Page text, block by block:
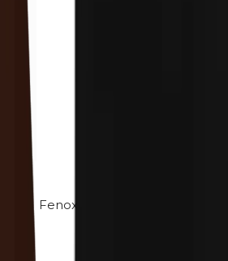
Fenoxietanol